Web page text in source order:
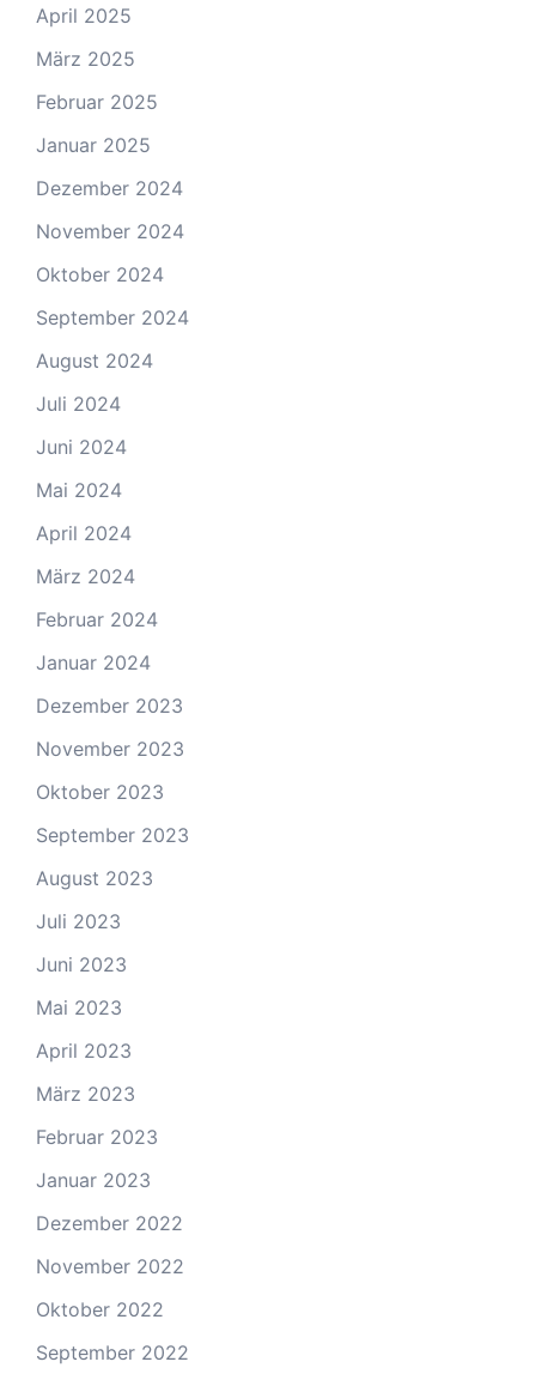
April 2025
März 2025
Februar 2025
Januar 2025
Dezember 2024
November 2024
Oktober 2024
September 2024
August 2024
Juli 2024
Juni 2024
Mai 2024
April 2024
März 2024
Februar 2024
Januar 2024
Dezember 2023
November 2023
Oktober 2023
September 2023
August 2023
Juli 2023
Juni 2023
Mai 2023
April 2023
März 2023
Februar 2023
Januar 2023
Dezember 2022
November 2022
Oktober 2022
September 2022